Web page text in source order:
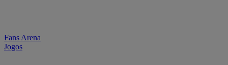
Fans Arena
Jogos